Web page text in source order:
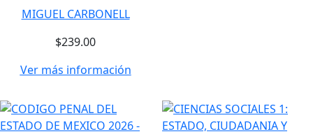
MIGUEL CARBONELL
$239.00
Ver más información